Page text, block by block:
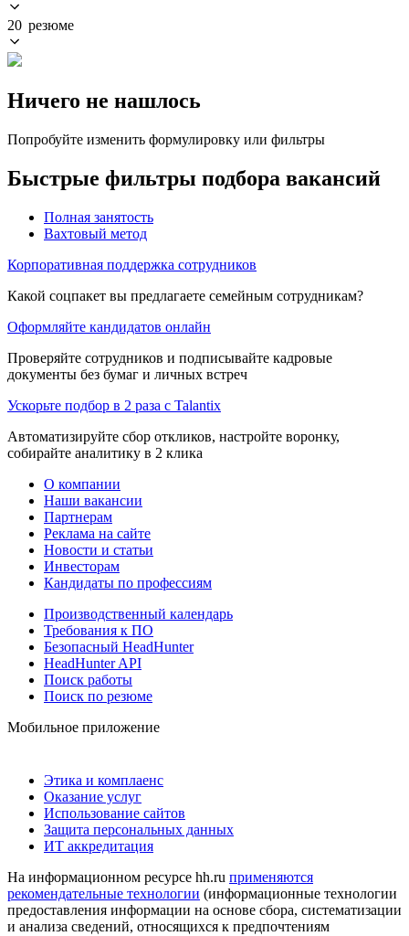
20 резюме
Ничего не нашлось
Попробуйте изменить формулировку или фильтры
Быстрые фильтры подбора вакансий
Полная занятость
Вахтовый метод
Корпоративная поддержка сотрудников
Какой соцпакет вы предлагаете семейным сотрудникам?
Оформляйте кандидатов онлайн
Проверяйте сотрудников и подписывайте кадровые
документы без бумаг и личных встреч
Ускорьте подбор в 2 раза с Talantix
Автоматизируйте сбор откликов, настройте воронку,
собирайте аналитику в 2 клика
О компании
Наши вакансии
Партнерам
Реклама на сайте
Новости и статьи
Инвесторам
Кандидаты по профессиям
Производственный календарь
Требования к ПО
Безопасный HeadHunter
HeadHunter API
Поиск работы
Поиск по резюме
Мобильное приложение
Этика и комплаенс
Оказание услуг
Использование сайтов
Защита персональных данных
ИТ аккредитация
На информационном ресурсе hh.ru применяются
рекомендательные технологии (информационные технологии
предоставления информации на основе сбора, систематизации
и анализа сведений, относящихся к предпочтениям